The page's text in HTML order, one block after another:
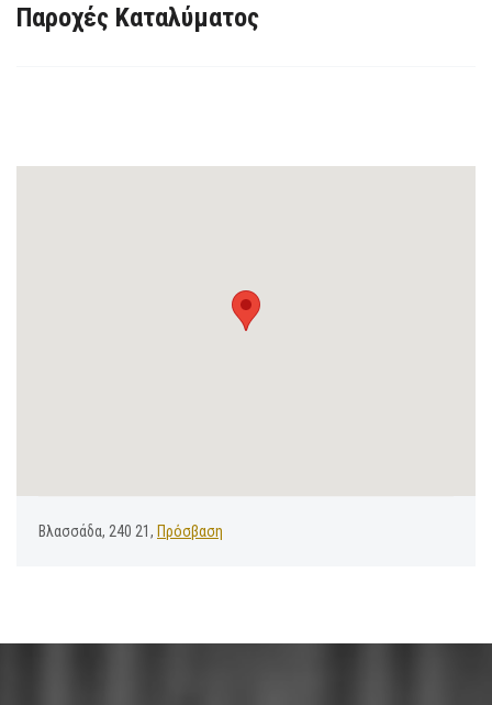
Παροχές Καταλύματος
Βλασσάδα, 240 21, Πρόσβαση